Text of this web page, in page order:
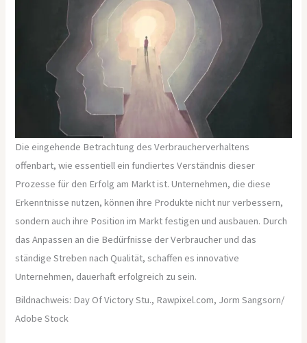
Die eingehende Betrachtung des Verbraucherverhaltens
offenbart, wie essentiell ein fundiertes Verständnis dieser
Prozesse für den Erfolg am Markt ist. Unternehmen, die diese
Erkenntnisse nutzen, können ihre Produkte nicht nur verbessern,
sondern auch ihre Position im Markt festigen und ausbauen. Durch
das Anpassen an die Bedürfnisse der Verbraucher und das
ständige Streben nach Qualität, schaffen es innovative
Unternehmen, dauerhaft erfolgreich zu sein.
Bildnachweis: Day Of Victory Stu., Rawpixel.com, Jorm Sangsorn/
Adobe Stock